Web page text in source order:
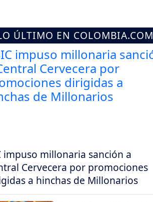
ÚLTIMO EN COLOMBIA.COM
impuso millonaria sanción a
Cervecera por promociones
a hinchas de Millonarios